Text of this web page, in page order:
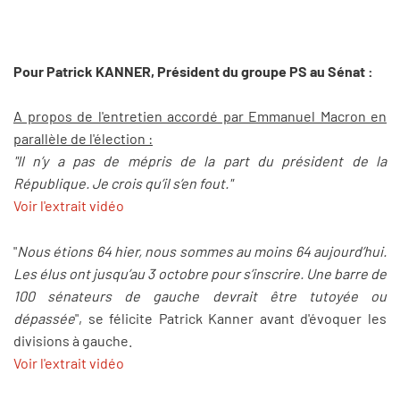
Pour Patrick KANNER, Président du groupe PS au Sénat :
A propos de l'entretien accordé par Emmanuel Macron en
parallèle de l'élection :
"Il n’y a pas de mépris de la part du président de la
République. Je crois qu’il s’en fout."
Voir l'extrait vidéo
"Nous étions 64 hier, nous sommes au moins 64 aujourd’hui.
Les élus ont jusqu’au 3 octobre pour s’inscrire. Une barre de
100 sénateurs de gauche devrait être tutoyée ou
dépassée", se félicite Patrick Kanner avant d'évoquer les
divisions à gauche.
Voir l'extrait vidéo